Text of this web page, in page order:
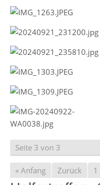
Seite 3 von 3
« Anfang Zurück 1